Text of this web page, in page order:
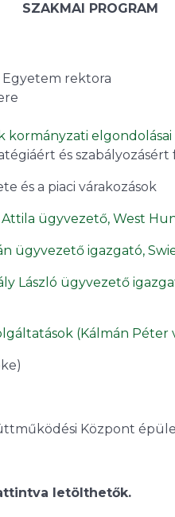
SZAKMAI PROGRAM
Egyetem rektora
kormányzati elgondolásai
és
és a piaci várakozások
ügyvezető, West
ügyvezető igazgató,
László ügyvezető
(Kálmán
Központ
letölthetők.